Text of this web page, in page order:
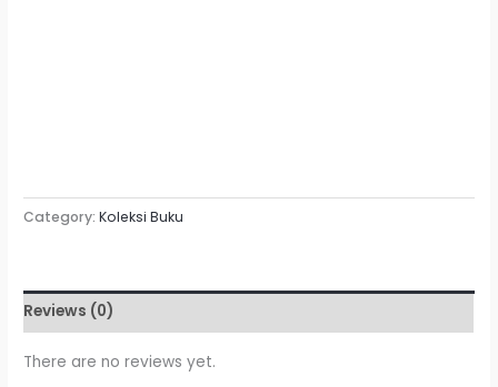
Category:Koleksi Buku
Reviews (0)
There are no reviews yet.